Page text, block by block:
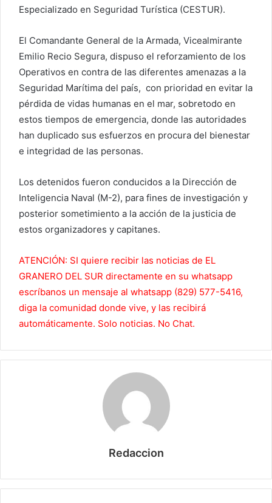
Especializado en Seguridad Turística (CESTUR).
El Comandante General de la Armada, Vicealmirante
Emilio Recio Segura, dispuso el reforzamiento de los
Operativos en contra de las diferentes amenazas a la
Seguridad Marítima del país, con prioridad en evitar la
pérdida de vidas humanas en el mar, sobretodo en
estos tiempos de emergencia, donde las autoridades
han duplicado sus esfuerzos en procura del bienestar
e integridad de las personas.
Los detenidos fueron conducidos a la Dirección de
Inteligencia Naval (M-2), para fines de investigación y
posterior sometimiento a la acción de la justicia de
estos organizadores y capitanes.
ATENCIÓN: SI quiere recibir las noticias de EL
GRANERO DEL SUR directamente en su whatsapp
escríbanos un mensaje al whatsapp (829) 577-5416,
diga la comunidad donde vive, y las recibirá
automáticamente. Solo noticias. No Chat.
Redaccion